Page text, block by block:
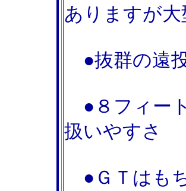
ありますが
●抜群の遠
●８フィー
扱いやすさ
●ＧＴはも